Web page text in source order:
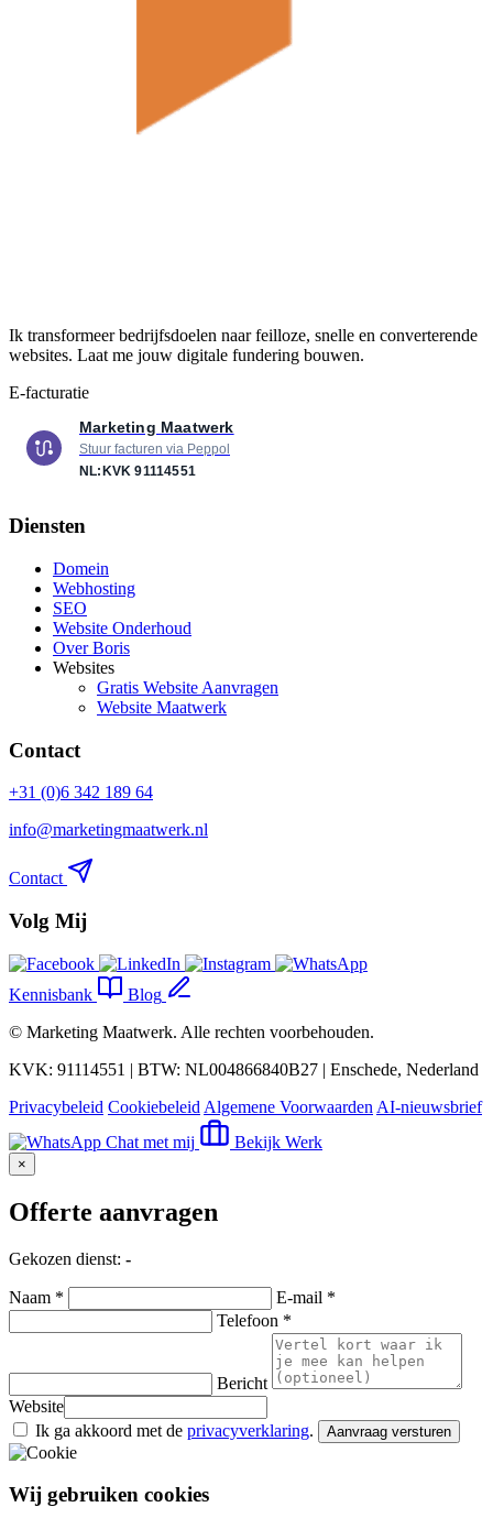
Ik transformeer bedrijfsdoelen naar feilloze, snelle en converterende
websites. Laat me jouw digitale fundering bouwen.
E-facturatie
Marketing Maatwerk
Stuur facturen via Peppol
NL:KVK 91114551
Diensten
Domein
Webhosting
SEO
Website Onderhoud
Over Boris
Websites
Gratis Website Aanvragen
Website Maatwerk
Contact
+31 (0)6 342 189 64
info@marketingmaatwerk.nl
Contact
Volg Mij
Kennisbank
Blog
© Marketing Maatwerk. Alle rechten voorbehouden.
KVK: 91114551 | BTW: NL004866840B27 | Enschede, Nederland
Privacybeleid Cookiebeleid Algemene Voorwaarden AI-nieuwsbrief
Chat met mij
Bekijk Werk
×
Offerte aanvragen
Gekozen dienst: -
Naam *
E-mail *
Telefoon *
Bericht
Website
Ik ga akkoord met de privacyverklaring. Aanvraag versturen
Wij gebruiken cookies